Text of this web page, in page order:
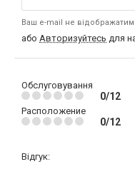
Ваш e-mail не
або Авторизуйтесь для
Обслуговування
0/12
Расположение
0/12
Відгук: